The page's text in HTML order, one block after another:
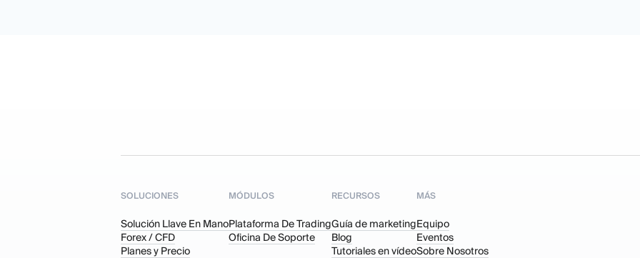
SOLUCIONES
Solución Llave En Mano
Forex / CFD
Planes y Precio
MÓDULOS
Plataforma De Trading
Oficina De Soporte
RECURSOS
Guía de marketing
Blog
Tutoriales en vídeo
MÁS
Equipo
Eventos
Sobre Nosotros